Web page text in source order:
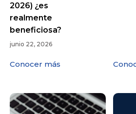
2026) ¿es
realmente
beneficiosa?
junio 22, 2026
Conocer más